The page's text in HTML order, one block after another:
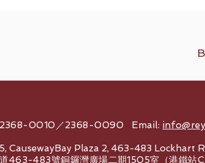
2368-0010／2368-0090 Email:
CausewayBay Plaza 2, 463-483 Lockhart
463-483號銅鑼灣廣場二期1505室（港鐵站C